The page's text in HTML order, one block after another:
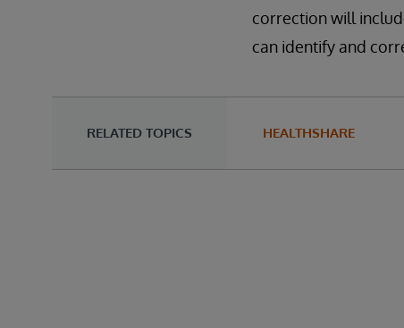
correction will
can identify and
RELATED TOPICS HEALTHSHARE